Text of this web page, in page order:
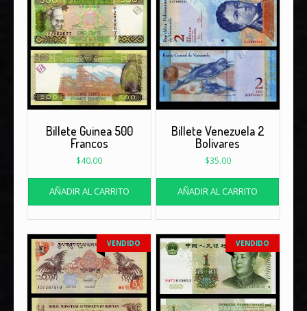
Billete Guinea 500
Francos
$40.00
AÑADIR AL CARRITO
Billete Venezuela 2
Bolivares
$35.00
AÑADIR AL CARRITO
VENDIDO VENDIDO